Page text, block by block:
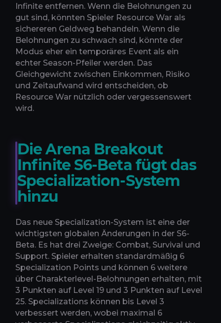
Infinite entfernen. Wenn die Belohnungen zu
gut sind, könnten Spieler Resource War als
sichereren Geldweg behandeln. Wenn die
Belohnungen zu schwach sind, könnte der
Modus eher ein temporäres Event als ein
echter Season-Pfeiler werden. Das
Gleichgewicht zwischen Einkommen, Risiko
und Zeitaufwand wird entscheiden, ob
Resource War nützlich oder vergessenswert
wird.
Die Arena Breakout
Infinite S6-Beta fügt das
Specialization-System
hinzu
Das neue Specialization-System ist eine der
wichtigsten globalen Änderungen in der S6-
Beta. Es hat drei Zweige: Combat, Survival und
Support. Spieler erhalten standardmäßig 6
Specialization Points und können 6 weitere
über Charakterlevel-Belohnungen erhalten, mit
3 Punkten auf Level 19 und 3 Punkten auf Level
25. Specializations können bis Level 3
verbessert werden, wobei maximal 6